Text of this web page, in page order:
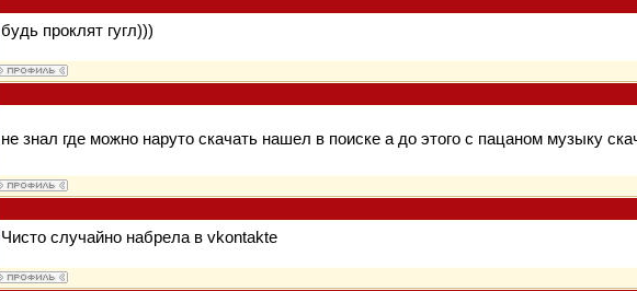
будь проклят гугл)))
не знал где можно наруто скачать нашел в поиске а до этого с пацаном музыку
Чисто случайно набрела в vkontakte